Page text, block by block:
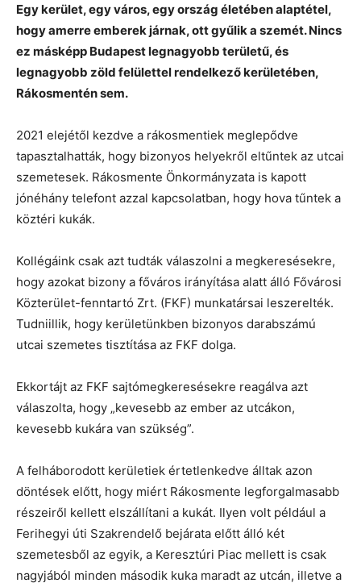
Egy kerület, egy város, egy ország életében alaptétel,
hogy amerre emberek járnak, ott gyűlik a szemét. Nincs
ez másképp Budapest legnagyobb területű, és
legnagyobb zöld felülettel rendelkező kerületében,
Rákosmentén sem.
2021 elejétől kezdve a rákosmentiek meglepődve
tapasztalhatták, hogy bizonyos helyekről eltűntek az utcai
szemetesek. Rákosmente Önkormányzata is kapott
jónéhány telefont azzal kapcsolatban, hogy hova tűntek a
köztéri kukák.
Kollégáink csak azt tudták válaszolni a megkeresésekre,
hogy azokat bizony a főváros irányítása alatt álló Fővárosi
Közterület-fenntartó Zrt. (FKF) munkatársai leszerelték.
Tudniillik, hogy kerületünkben bizonyos darabszámú
utcai szemetes tisztítása az FKF dolga.
Ekkortájt az FKF sajtómegkeresésekre reagálva azt
válaszolta, hogy „kevesebb az ember az utcákon,
kevesebb kukára van szükség”.
A felháborodott kerületiek értetlenkedve álltak azon
döntések előtt, hogy miért Rákosmente legforgalmasabb
részeiről kellett elszállítani a kukát. Ilyen volt például a
Ferihegyi úti Szakrendelő bejárata előtt álló két
szemetesből az egyik, a Keresztúri Piac mellett is csak
nagyjából minden második kuka maradt az utcán, illetve a